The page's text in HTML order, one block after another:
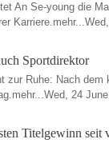
An Se-young die
Sportdirektor
zur Ruhe: Nach dem
24
Titelgewinn seit